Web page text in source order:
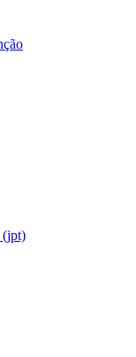
(jpt)